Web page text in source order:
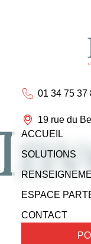
01 34 75 37
19 rue du
ACCUEIL
SOLUTIONS
ESPACE
CONTACT